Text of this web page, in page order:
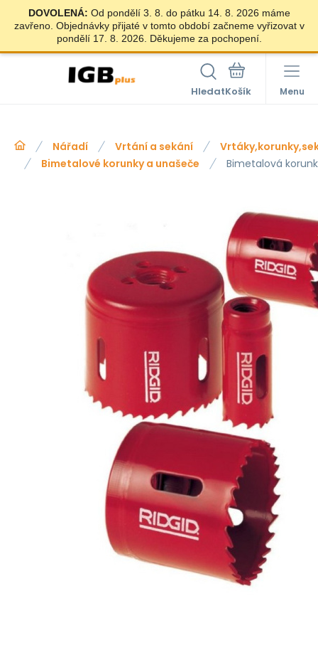
DOVOLENÁ: Od pondělí 3. 8. do pátku 14. 8. 2026 máme
zavřeno. Objednávky přijaté v tomto období začneme vyřizovat v
pondělí 17. 8. 2026. Děkujeme za pochopení.
Hledat Menu
Nářadí Vrtání a sekání
Bimetalové korunky a unašeče
Bimetalová